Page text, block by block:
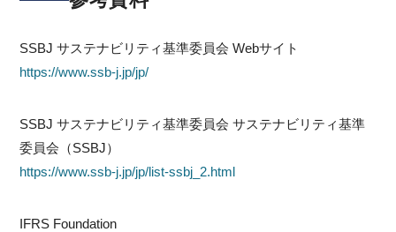
SSBJ サステナビリティ基準委員会 Webサイト
https://www.ssb-j.jp/jp/
SSBJ サステナビリティ基準委員会 サステナビリティ基準
委員会（SSBJ）
https://www.ssb-j.jp/jp/list-ssbj_2.html
IFRS Foundation